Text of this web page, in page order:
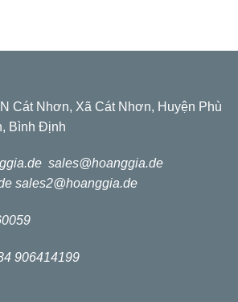
Cát Nhơn, Xã Cát Nhơn, Huyện Phù
Bình Định
sales@hoanggia.de
sales2@hoanggia.de
906414199